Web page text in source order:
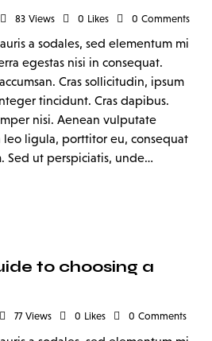
83 Views 0 Likes 0 Comments
a sodales, sed elementum mi
egestas nisi in consequat.
Cras sollicitudin, ipsum
tincidunt. Cras dapibus.
nisi. Aenean vulputate
ligula, porttitor eu, consequat
Sed ut perspiciatis, unde…
to choosing a
77 Views 0 Likes 0 Comments